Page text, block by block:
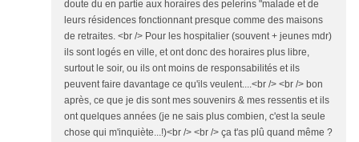
doute du en partie aux horaires des pelerins "malade et de
leurs résidences fonctionnant presque comme des maisons
de retraites. <br /> Pour les hospitalier (souvent + jeunes mdr)
ils sont logés en ville, et ont donc des horaires plus libre,
surtout le soir, ou ils ont moins de responsabilités et ils
peuvent faire davantage ce qu'ils veulent....<br /> <br /> bon
après, ce que je dis sont mes souvenirs & mes ressentis et ils
ont quelques années (je ne sais plus combien, c'est la seule
chose qui m'inquiète...!)<br /> <br /> ça t'as plû quand même ?